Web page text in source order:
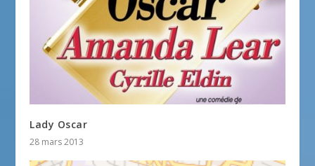
Lady Oscar
28 mars 2013